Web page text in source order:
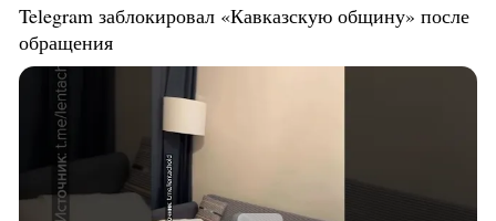
Telegram заблокировал «Кавказскую общину» после
обращения